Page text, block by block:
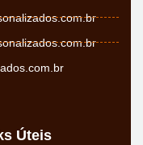
Úteis